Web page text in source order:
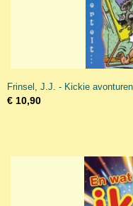
Frinsel, J.J. - Kickie
€ 10,90